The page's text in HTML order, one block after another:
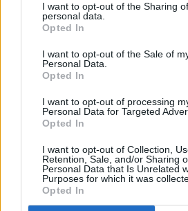
I want to opt-out of the Sharing
personal data.
Opted In
I want to opt-out of the Sale of
Personal Data.
Opted In
I want to opt-out of processing
Personal Data for Targeted
Opted In
I want to opt-out of Collection,
Retention, Sale, and/or Sharing
Personal Data that Is Unrelated
Purposes for which it was
Opted In
Prima sport - co nabídne v prvním
vysílacím týdnu
Kdy a
Parabola.cz- web o satelitní, terestrické a
O webu parabola.cz